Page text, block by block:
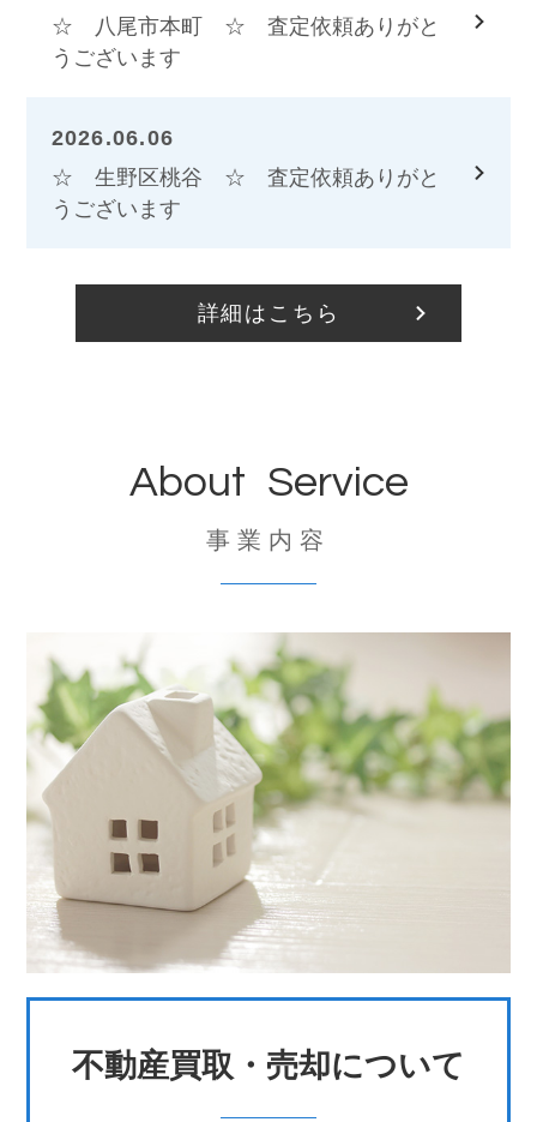
☆ 八尾市本町 ☆ 査定依頼ありがと
うございます
2026.06.06
☆ 生野区桃谷 ☆ 査定依頼ありがと
うございます
詳細はこちら
About Service
事業内容
不動産買取・売却について